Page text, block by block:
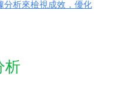
分析來檢視成效，優化
析